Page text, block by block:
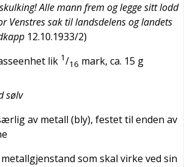
Alle mann frem og legge sitt lodd
Venstres sak til landsdelens og landets
12.10.1933/2)
lik 1/16 mark, ca. 15 g
sølv
av metall (bly), festet til enden av
metallgjenstand som skal virke ved sin